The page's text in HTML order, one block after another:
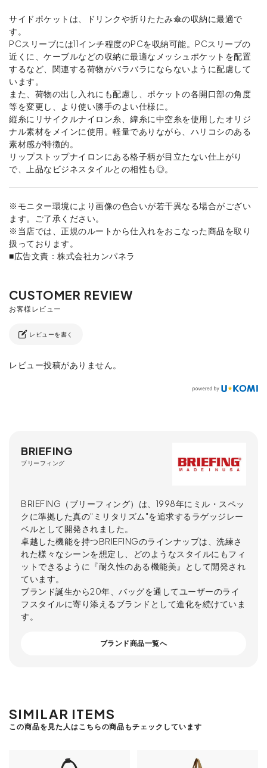
サイドポケットは、ドリンクや折りたたみ傘の収納に最適で
す。
PCスリーブには11インチ程度のPCを収納可能。PCスリーブの
近くに、ケーブルなどの収納に最適なメッシュポケットを配置
するなど、関連する荷物がバラバラにならないように配慮して
います。
また、荷物の出し入れにも配慮し、ポケットの各開口部の角度
等を変更し、より使い勝手のよい仕様に。
縦糸にリサイクルナイロン糸、緯糸に中空糸を使用したオリジ
ナル素材をメインに使用。軽量でありながら、ハリコシのある
素材感が特徴的。
リップストップナイロンにある格子柄が目立たない仕上がり
で、上品なビジネスタイルとの相性も◎。
※モニター環境により画像の色合いが若干異なる場合がござい
ます。ご了承ください。
※当店では、正規のルートから仕入れをおこなった商品を取り
扱っております。
■広告文責：株式会社カンパネラ
レビューを書く
レビュー投稿がありません。
BRIEFING
ブリーフィング
BRIEFING（ブリーフィング）は、1998年にミル・スペッ
クに準拠した真の"ミリタリズム"を追求するラゲッジレー
ベルとして開発されました。
卓越した機能を持つBRIEFINGのラインナップは、洗練さ
れた様々なシーンを想定し、どのようなスタイルにもフィ
ットできるように『耐久性のある機能美』として開発され
ています。
ブランド誕生から20年、バッグを通してユーザーのライ
フスタイルに寄り添えるブランドとして進化を続けていま
す。
ブランド商品一覧へ
SIMILAR ITEMS
この商品を見た人はこちらの商品もチェックしています